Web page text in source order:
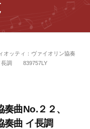
オッティ：ヴァイオリン協奏
長調 839757LY
曲No.２２、
協奏曲 イ長調